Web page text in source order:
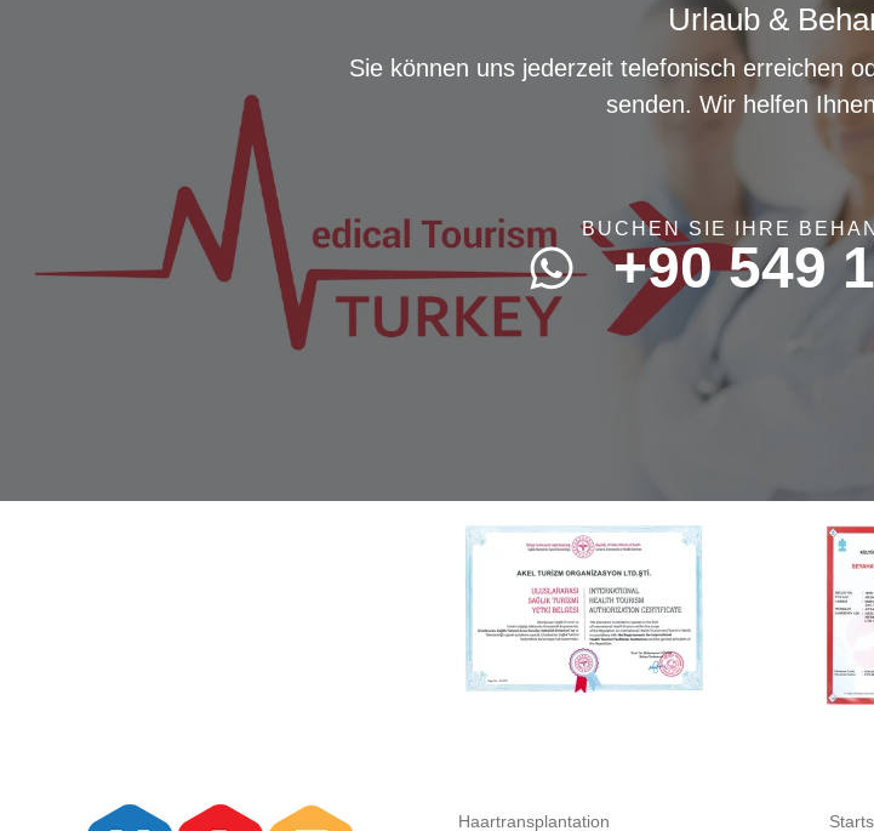
Urlaub &
Sie können uns jederzeit telefonisch erreichen
senden. Wir helfen
BUCHEN SIE IHRE
+90 549
Haartransplantation